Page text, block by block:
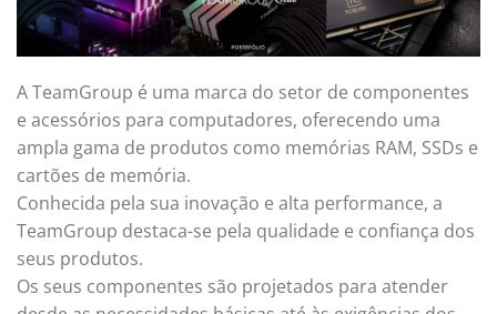
A TeamGroup é uma marca do setor de componentes
e acessórios para computadores, oferecendo uma
ampla gama de produtos como memórias RAM, SSDs e
cartões de memória.
Conhecida pela sua inovação e alta performance, a
TeamGroup destaca-se pela qualidade e confiança dos
seus produtos.
Os seus componentes são projetados para atender